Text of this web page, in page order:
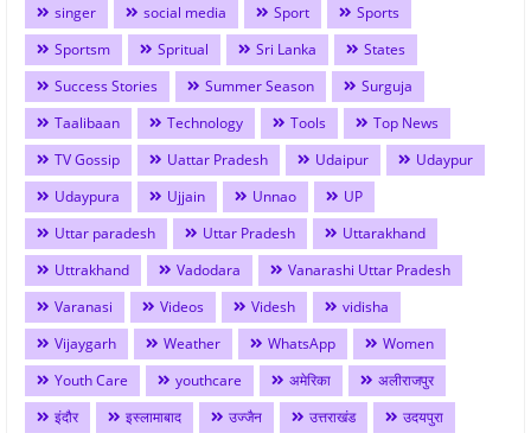
singer
social media Sport
Sports
Sportsm
Spritual Sri Lanka
States
Success Stories
Summer Season
Surguja
Taalibaan
Technology Tools
Top News
TV Gossip
Uattar Pradesh Udaipur
Udaypur
Udaypura
Ujjain Unnao
UP
Uttar paradesh
Uttar Pradesh
Uttarakhand
Uttrakhand
Vadodara
Vanarashi Uttar Pradesh
Varanasi
Videos Videsh
vidisha
Vijaygarh
Weather WhatsApp
Women
Youth Care
youthcare अमेरिका
अलीराजपुर
इंदौर
इस्लामाबाद उज्जैन उत्तराखंड
उदयपुरा